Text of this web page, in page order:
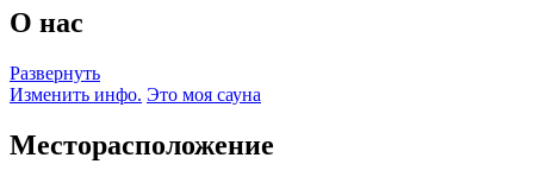
О нас
Развернуть
Изменить инфо. Это моя сауна
Месторасположение